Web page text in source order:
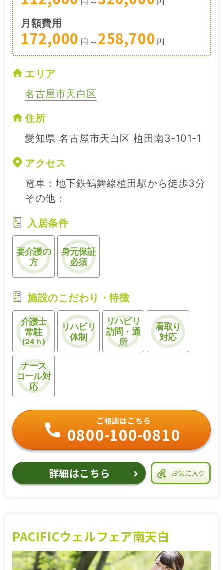
〜
月額費用
172,000 円 〜 258,700 円
エリア
名古屋市天白区
住所
愛知県 名古屋市天白区 植田南3-101-1
アクセス
電車：地下鉄鶴舞線植田駅から徒歩3分
その他：
入居条件
要介護の
方
身元保証
必須
施設のこだわり・特徴
介護士
常駐
(24ｈ)
リハビリ
体制
リハビリ
訪問・通
所
看取り
対応
ナース
コール対
応
お気に入り
ご相談はこちら
0800-100-0810
詳細はこちら
PACIFICウェルフェア南天白